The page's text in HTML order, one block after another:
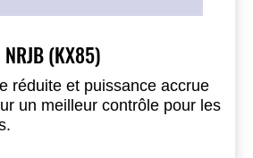
(KX85)
réduite et puissance accrue
un meilleur contrôle pour les